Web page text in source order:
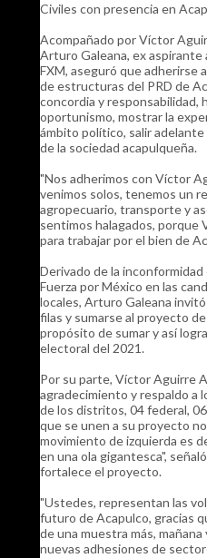
Civiles con presencia en
Acompañado por Víctor
Arturo Galeana, ex aspirante
FXM, aseguró que adherirse
de estructuras del PRD de
concordia y responsabilidad,
oportunismo, mostrar la
ámbito político, salir
de la sociedad acapulqueña.
"Nos adherimos con Víctor
venimos solos, tenemos un
agropecuario, transporte y
sentimos halagados, porque
para trabajar por el bien de
Derivado de la
Fuerza por México en las
locales, Arturo Galeana
filas y sumarse al proyecto
propósito de sumar y así
electoral del 2021.
Por su parte, Víctor Aguirre
agradecimiento y respaldo a
de los distritos, 04 federal,
que se unen a su proyecto
movimiento de izquierda es
en una ola gigantesca",
fortalece el proyecto.
"Ustedes, representan las
futuro de Acapulco, gracias
de una muestra más,
nuevas adhesiones de